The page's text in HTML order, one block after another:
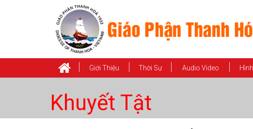
Giới Thiệu Thời Sự Audio Video
Khuyết Tật